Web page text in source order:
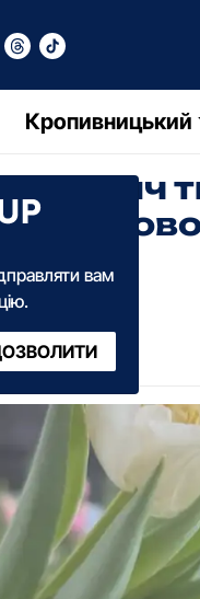
Кропивницький
вам
тисяч
2025